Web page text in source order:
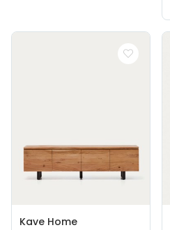
Kave Home